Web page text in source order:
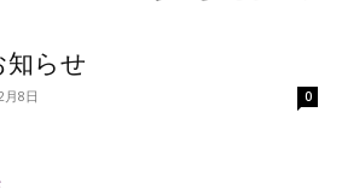
知らせ
月8日 0